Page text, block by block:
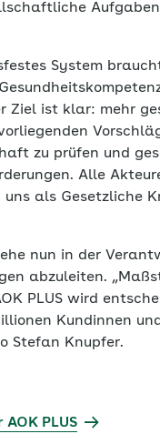
System
Ziel ist klar: mehr
zu prüfen und
Alle
als Gesetzliche
nun in der
abzuleiten.
PLUS wird
Kundinnen
Stefan Knupfer.
AOK PLUS